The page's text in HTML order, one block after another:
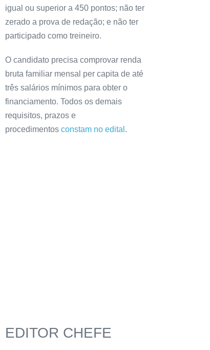
igual ou superior a 450 pontos; não ter
zerado a prova de redação; e não ter
participado como treineiro.
O candidato precisa comprovar renda
bruta familiar mensal per capita de até
três salários mínimos para obter o
financiamento. Todos os demais
requisitos, prazos e
procedimentos constam no edital .
EDITOR CHEFE